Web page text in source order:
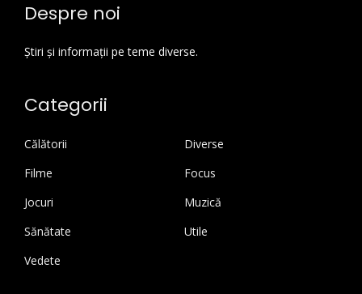
Despre noi
Știri și informații pe teme diverse.
Categorii
Călătorii
Diverse
Filme
Focus
Jocuri
Muzică
Sănătate
Utile
Vedete